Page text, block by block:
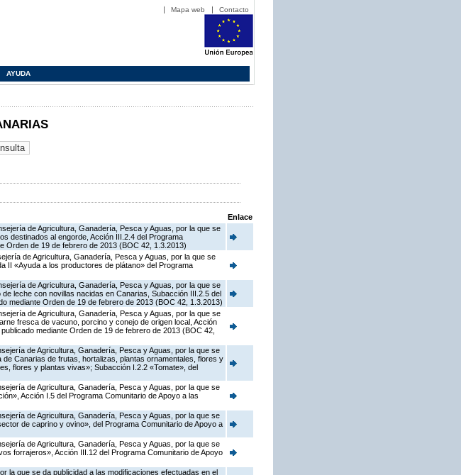
Mapa web Contacto
AYUDA
Enlace
de Agricultura, Ganadería, Pesca y Aguas, por la que se
destinados al engorde, Acción III.2.4 del Programa
Orden de 19 de febrero de 2013 (BOC 42, 1.3.2013)
de Agricultura, Ganadería, Pesca y Aguas, por la que se
II «Ayuda a los productores de plátano» del Programa
de Agricultura, Ganadería, Pesca y Aguas, por la que se
leche con novillas nacidas en Canarias, Subacción III.2.5 del
mediante Orden de 19 de febrero de 2013 (BOC 42, 1.3.2013)
de Agricultura, Ganadería, Pesca y Aguas, por la que se
fresca de vacuno, porcino y conejo de origen local, Acción
mediante Orden de 19 de febrero de 2013 (BOC 42,
de Agricultura, Ganadería, Pesca y Aguas, por la que se
Canarias de frutas, hortalizas, plantas ornamentales, flores y
flores y plantas vivas»; Subacción I.2.2 «Tomate», del
de Agricultura, Ganadería, Pesca y Aguas, por la que se
Acción I.5 del Programa Comunitario de Apoyo a las
de Agricultura, Ganadería, Pesca y Aguas, por la que se
de caprino y ovino», del Programa Comunitario de Apoyo a
de Agricultura, Ganadería, Pesca y Aguas, por la que se
forrajeros», Acción III.12 del Programa Comunitario de Apoyo
la que se da publicidad a las modificaciones efectuadas en el